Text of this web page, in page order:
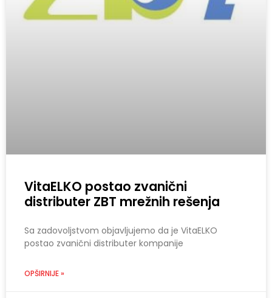
VitaELKO postao zvanični
distributer ZBT mrežnih rešenja
Sa zadovoljstvom objavljujemo da je VitaELKO
postao zvanični distributer kompanije
OPŠIRNIJE »